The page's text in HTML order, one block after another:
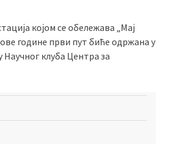
којом се обележава „Мај
године први пут биће одржана у
Научног клуба Центра за